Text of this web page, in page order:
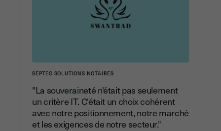
SEPTEO SOLUTIONS NOTAIRES
"La souveraineté n'était pas seulement
un critère IT. C'était un choix cohérent
avec notre positionnement, notre marché
et les exigences de notre secteur."